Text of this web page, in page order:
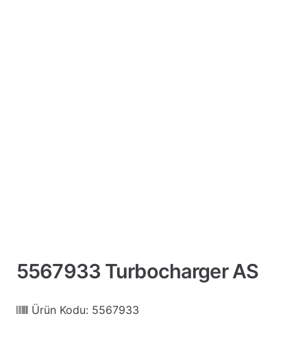
5567933 Turbocharger AS
Ürün Kodu: 5567933